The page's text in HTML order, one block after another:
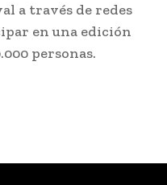
a través de redes
en una edición
personas.